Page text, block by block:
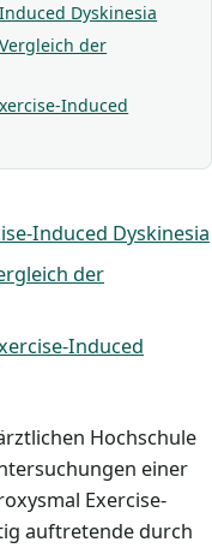
Dyskinesia
der
Induced
Induced Dyskinesia
der
Induced
Hochschule
einer
Exercise-
auftretende durch